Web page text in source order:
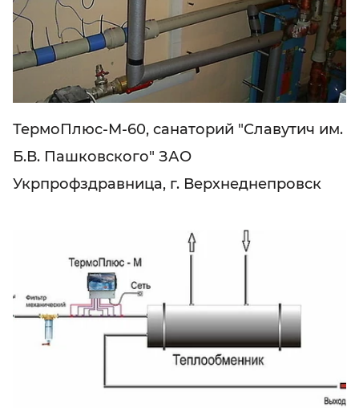
ТермоПлюс-М-60, санаторий "Славутич им.
Б.В. Пашковского" ЗАО
Укрпрофздравница, г. Верхнеднепровск